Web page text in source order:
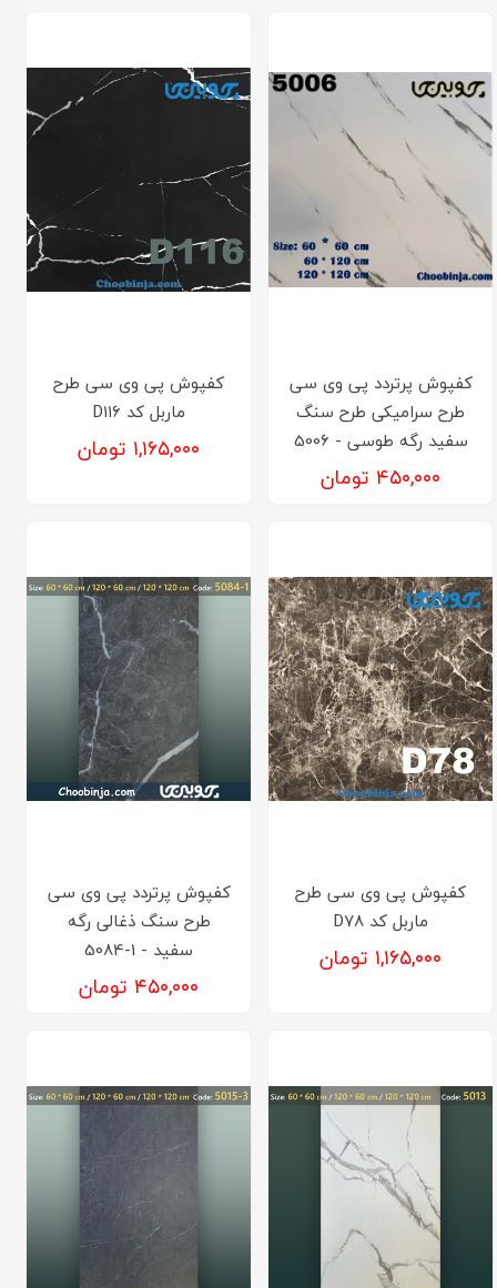
کفپوش پرتردد پی وی سی
طرح سرامیکی طرح سنگ
سفید رگه طوسی - 5006
۴۵۰,۰۰۰ تومان
کفپوش پی وی سی طرح
ماربل کد D۱۱۶
۱,۱۶۵,۰۰۰ تومان
کفپوش پی وی سی طرح
ماربل کد D78
۱,۱۶۵,۰۰۰ تومان
کفپوش پرتردد پی وی سی
طرح سنگ ذغالی رگه
سفید - 1-5084
۴۵۰,۰۰۰ تومان